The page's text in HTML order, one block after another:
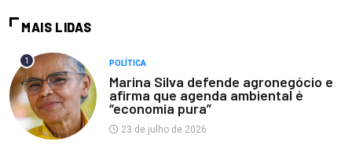
MAIS LIDAS
1 POLÍTICA
Marina Silva defende agronegócio e
afirma que agenda ambiental é
“economia pura”
23 de julho de 2026